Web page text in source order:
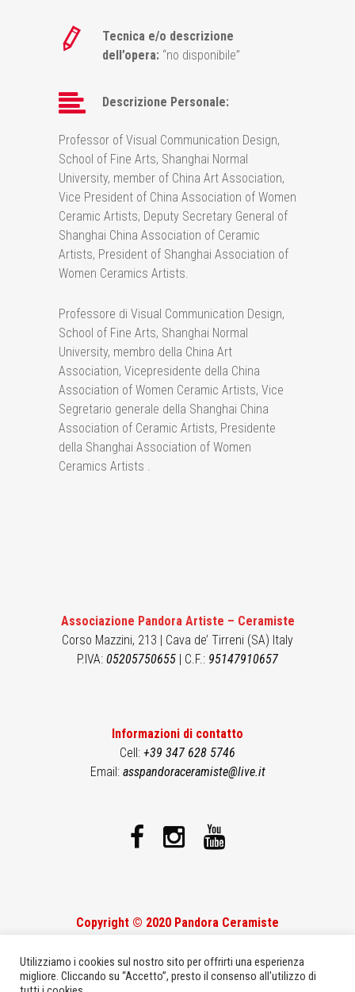
Tecnica e/o descrizione
dell’opera: “no disponibile”
Descrizione Personale:
Professor of Visual Communication Design,
School of Fine Arts, Shanghai Normal
University, member of China Art Association,
Vice President of China Association of Women
Ceramic Artists, Deputy Secretary General of
Shanghai China Association of Ceramic
Artists, President of Shanghai Association of
Women Ceramics Artists.
Professore di Visual Communication Design,
School of Fine Arts, Shanghai Normal
University, membro della China Art
Association, Vicepresidente della China
Association of Women Ceramic Artists, Vice
Segretario generale della Shanghai China
Association of Ceramic Artists, Presidente
della Shanghai Association of Women
Ceramics Artists .
Associazione Pandora Artiste – Ceramiste
Corso Mazzini, 213 | Cava de’ Tirreni (SA) Italy
P.IVA: 05205750655 | C.F.: 95147910657
Informazioni di contatto
Cell: +39 347 628 5746
Email: asspandoraceramiste@live.it
Copyright © 2020 Pandora Ceramiste
Studio17 &ElectroInfo
Utilizziamo i cookies sul nostro sito per offrirti una esperienza
migliore. Cliccando su “Accetto”, presto il consenso all'utilizzo di